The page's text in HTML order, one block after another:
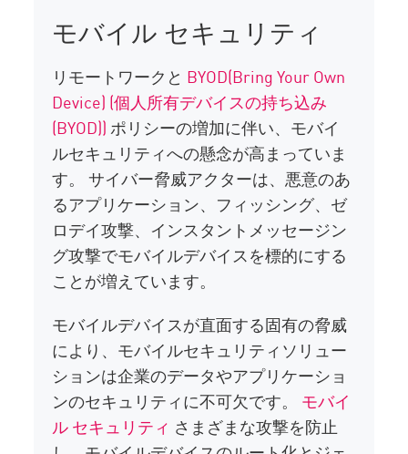
モバイル セキュリティ
リモートワークと BYOD(Bring Your Own
Device) (個人所有デバイスの持ち込み
(BYOD))ポリシーの増加に伴い、モバイ
ルセキュリティへの懸念が高まっていま
す。 サイバー脅威アクターは、悪意のあ
るアプリケーション、フィッシング、ゼ
ロデイ攻撃、インスタントメッセージン
グ攻撃でモバイルデバイスを標的にする
ことが増えています。
モバイルデバイスが直面する固有の脅威
により、モバイルセキュリティソリュー
ションは企業のデータやアプリケーショ
ンのセキュリティに不可欠です。 モバイ
ル セキュリティ さまざまな攻撃を防止